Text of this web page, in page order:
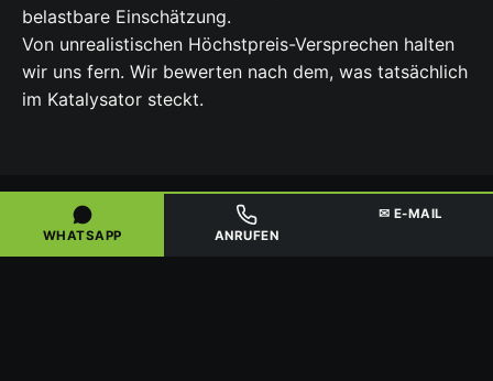
belastbare Einschätzung.
Von unrealistischen Höchstpreis-Versprechen halten
wir uns fern. Wir bewerten nach dem, was tatsächlich
im Katalysator steckt.
FÜR GEWERBE, HÄNDLER & SAMMLER
WHATSAPP ANRUFEN
✉ E-MAIL